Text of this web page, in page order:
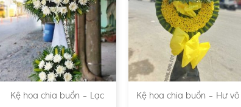
Kệ hoa chia buồn – Lạc
Kệ hoa chia buồn – Hư vô